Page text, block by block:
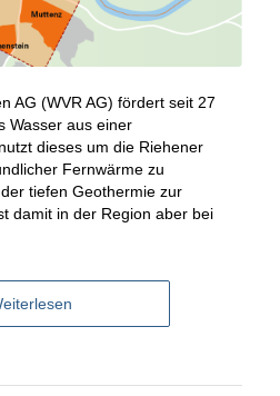
AG (WVR AG) fördert seit 27
Wasser aus einer
dieses um die Riehener
Fernwärme zu
tiefen Geothermie zur
damit in der Region aber bei